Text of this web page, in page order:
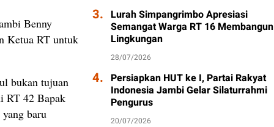
Benny
Ketua RT untuk
bukan tujuan
RT 42 Bapak
baru
3. Lurah Simpangrimbo Apresiasi
Semangat Warga RT 16 Membangun
Lingkungan
28/07/2026
4. Persiapkan HUT ke I, Partai Rakyat
Indonesia Jambi Gelar Silaturrahmi
Pengurus
20/07/2026